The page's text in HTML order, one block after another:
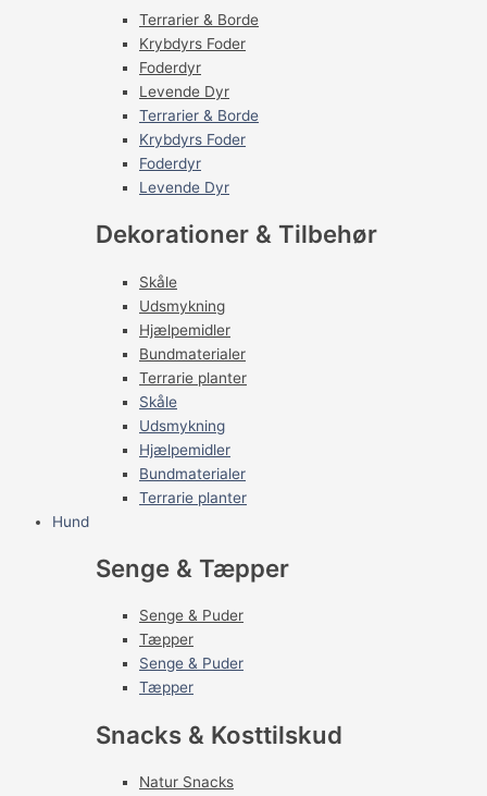
Terrarier & Borde
Krybdyrs Foder
Foderdyr
Levende Dyr
Terrarier & Borde
Krybdyrs Foder
Foderdyr
Levende Dyr
Dekorationer & Tilbehør
Skåle
Udsmykning
Hjælpemidler
Bundmaterialer
Terrarie planter
Skåle
Udsmykning
Hjælpemidler
Bundmaterialer
Terrarie planter
Hund
Senge & Tæpper
Senge & Puder
Tæpper
Senge & Puder
Tæpper
Snacks & Kosttilskud
Natur Snacks